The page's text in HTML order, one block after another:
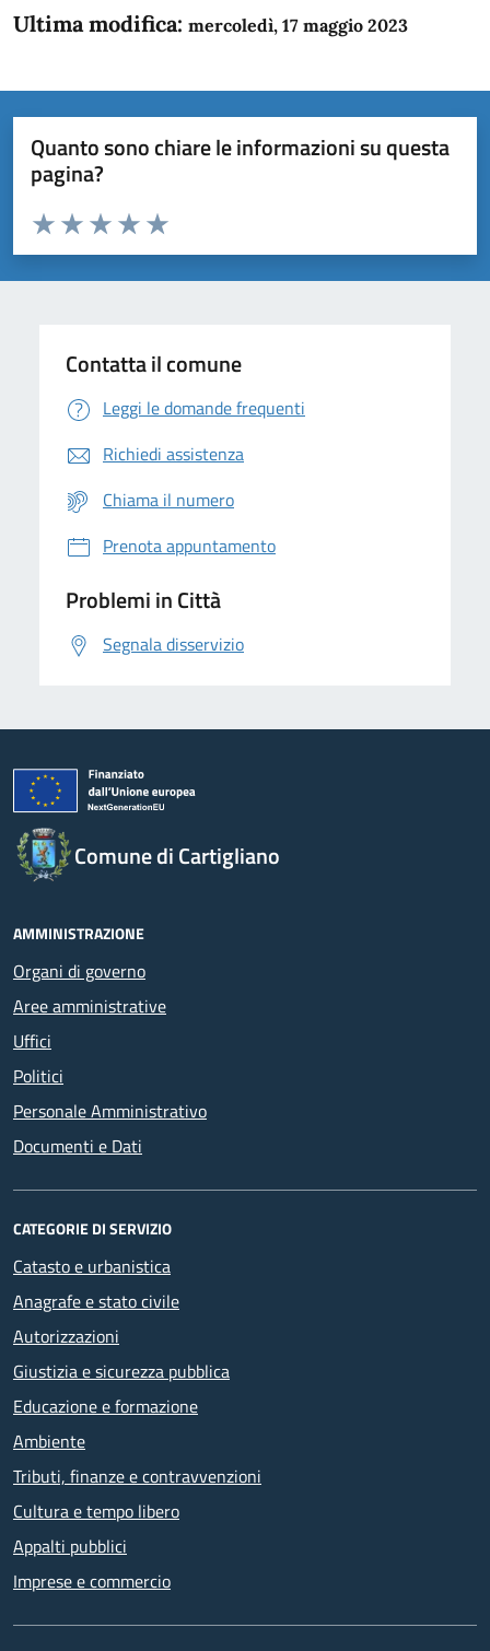
Ultima modifica: mercoledì, 17 maggio 2023
Quanto sono chiare le informazioni su questa
pagina?
Domanda
Valuta da 1 a 5 stelle la pagina
Valuta 5 stelle su 5
Valuta 4 stelle su 5
Valuta 3 stelle su 5
Valuta 2 stelle su 5
Valuta 1 stelle su 5
Contatta il comune
Leggi le domande frequenti
Richiedi assistenza
Chiama il numero
Prenota appuntamento
Problemi in Città
Segnala disservizio
Comune di Cartigliano
AMMINISTRAZIONE
Organi di governo
Aree amministrative
Uffici
Politici
Personale Amministrativo
Documenti e Dati
CATEGORIE DI SERVIZIO
Catasto e urbanistica
Anagrafe e stato civile
Autorizzazioni
Giustizia e sicurezza pubblica
Educazione e formazione
Ambiente
Tributi, finanze e contravvenzioni
Cultura e tempo libero
Appalti pubblici
Imprese e commercio